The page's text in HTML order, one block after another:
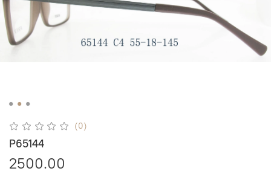
(0)
P65144
2500.00